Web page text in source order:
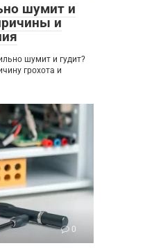
шумит и
и
шумит и гудит?
грохота и
0